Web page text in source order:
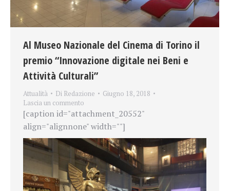
Al Museo Nazionale del Cinema di Torino il
premio “Innovazione digitale nei Beni e
Attività Culturali”
Attualità Di Redazione
Giugno 18, 2018
Lascia un commento
[caption id="attachment_20552"
align="alignnone" width=""]